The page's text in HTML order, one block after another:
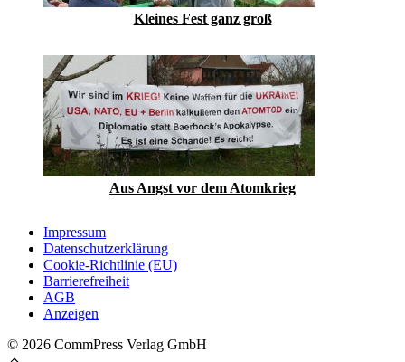
Kleines Fest ganz groß
Aus Angst vor dem Atomkrieg
Impressum
Datenschutzerklärung
Cookie-Richtlinie (EU)
Barrierefreiheit
AGB
Anzeigen
© 2026 CommPress Verlag GmbH